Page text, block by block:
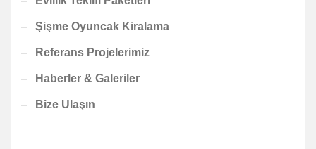
Şişme Oyuncak Kiralama
Referans Projelerimiz
Haberler & Galeriler
Bize Ulaşın